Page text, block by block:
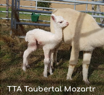
TTA Taubertal Mozartr